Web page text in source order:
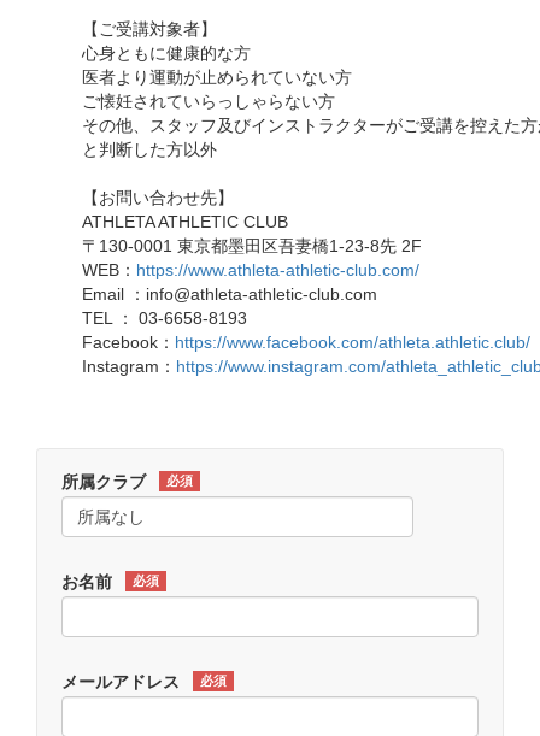
【ご受講対象者】
心身ともに健康的な方
医者より運動が止められていない方
ご懐妊されていらっしゃらない方
その他、スタッフ及びインストラクターがご受講を控えた
と判断した方以外
【お問い合わせ先】
ATHLETA ATHLETIC CLUB
〒130-0001 東京都墨田区吾妻橋1-23-8先 2F
WEB： https://www.athleta-athletic-club.com/
Email ：info@athleta-athletic-club.com
TEL ： 03-6658-8193
Facebook： https://www.facebook.com/athleta.athletic.club/
Instagram： https://www.instagram.com/
所属クラブ 必須
お名前 必須
メールアドレス 必須